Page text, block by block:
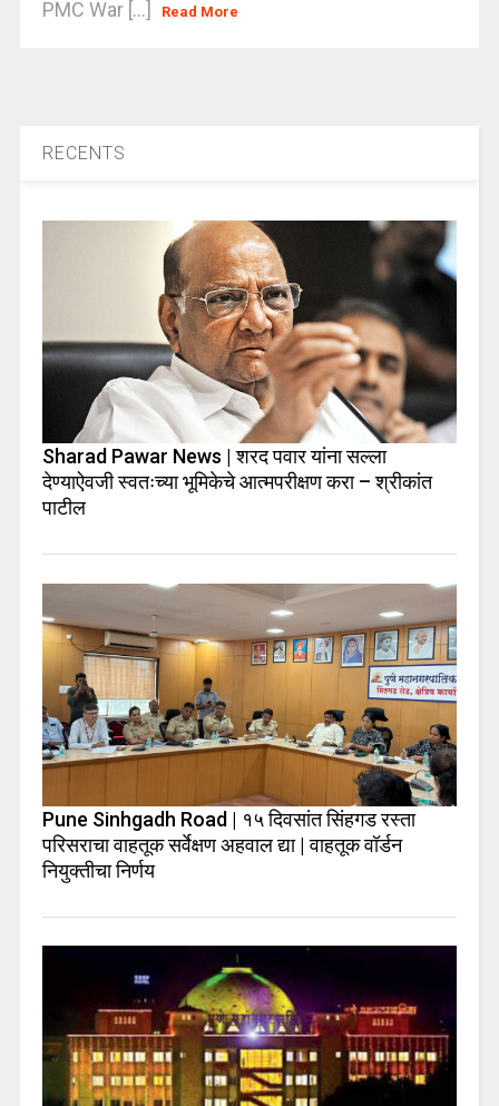
PMC War [...]
Read More
RECENTS
Sharad Pawar News | शरद पवार यांना सल्ला
देण्याऐवजी स्वतःच्या भूमिकेचे आत्मपरीक्षण करा – श्रीकांत
पाटील
Pune Sinhgadh Road | १५ दिवसांत सिंहगड रस्ता
परिसराचा वाहतूक सर्वेक्षण अहवाल द्या | वाहतूक वॉर्डन
नियुक्तीचा निर्णय